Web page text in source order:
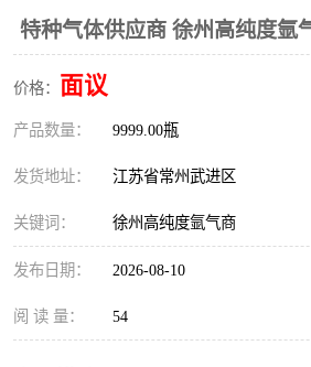
特种气体供应商 徐州高纯度氩
价格： 面议
产品数量： 9999.00瓶
发货地址： 江苏省常州武进区
关键词： 徐州高纯度氩气商
发布日期： 2026-08-10
阅 读 量： 54